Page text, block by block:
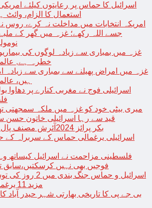
اسرائیل کا حماس پر رعایتوں کیلئے
استعمال کا الزام،
امریکہ انتخابات میں مداخلت نہ کرے، روس
غزہ میں بمباری سے زیادہ لوگوں کی
خطرہ ہے,
غزہ میں امراض پھیلنے سے بمباری سے
ہیں،
اسرائیلی فوج نے مغربی کنارے پر دھاوا
میری بیٹی خود کو غزہ میں ملکہ سمجھتی
قید سے رہا اسرائیلی خاتون حسن
بکر پرائز 2024آئرش مصنف پال لنچ نے جیت لیا
اسرائیلی یرغمالی حماس کے سربراہ
فلسطینی مزاحمت نے اسرائیل کیساتھ
فوجیں بھی نہیں کرسکتیں،سابق
اسرائیل و حماس جنگ
مزید 11 یرغمالی رہا کر دیے
بی جے پی کا تاریخی بھارتی شہر حیدر آباد کا